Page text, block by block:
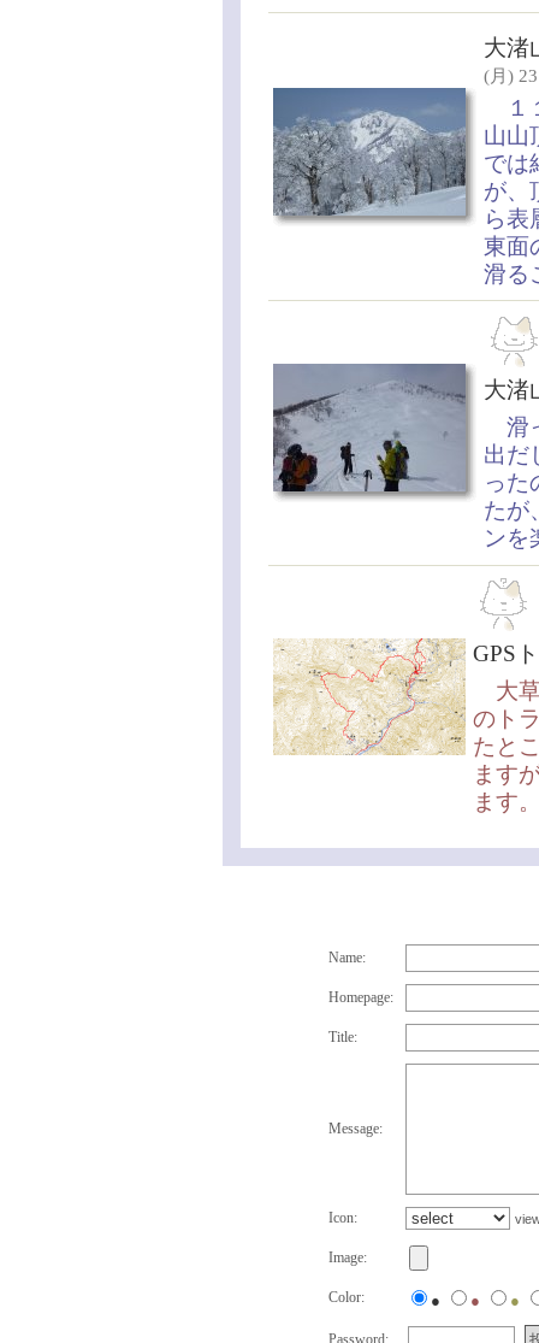
大
(月)
１
山山
では
が、
ら表
東面
滑る
大
滑
出だ
った
たが
ンを
GPS
大草
のト
たと
ます
ます
Name:
Homepage:
Title:
Message:
Icon:
Image:
Color: ● ● ●
Password: